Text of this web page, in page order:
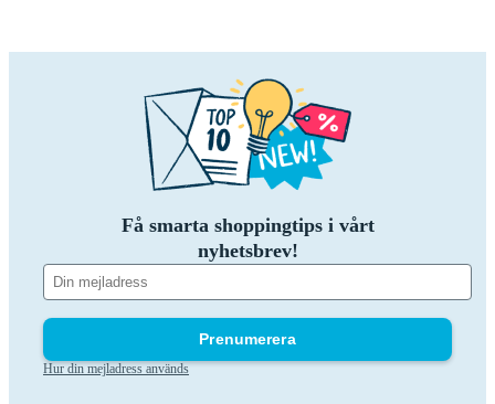
Få smarta shoppingtips i vårt
nyhetsbrev!
Prenumerera
Hur din mejladress används